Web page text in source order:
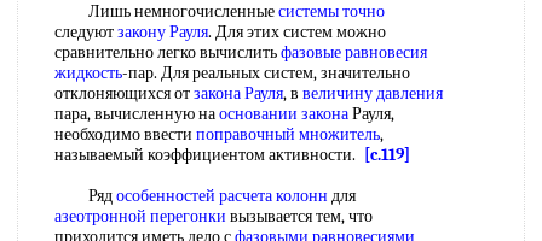
Лишь немногочисленныесистемы точно
следуютзакону Рауля. Для этих систем можно
сравнительно легко вычислитьфазовые равновесия
жидкость-пар. Для реальных систем, значительно
отклоняющихся отзакона Рауля, в величину давления
пара, вычисленную наосновании законаРауля,
необходимо ввести поправочный множитель,
называемый коэффициентом активности.
[c.119]
Рядособенностей расчета колонн для
азеотронной перегонки вызывается тем, что
приходится иметь дело сфазовыми равновесиями